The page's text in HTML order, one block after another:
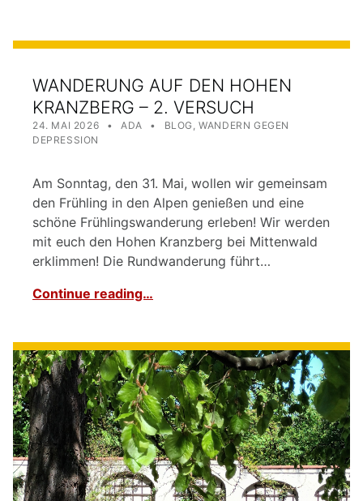
WANDERUNG AUF DEN HOHEN
KRANZBERG – 2. VERSUCH
24. MAI 2026
WRITTEN BY:
ADA CATEGORIZED IN:
BLOG ,WANDERN GEGEN
DEPRESSION
Am Sonntag, den 31. Mai, wollen wir gemeinsam
den Frühling in den Alpen genießen und eine
schöne Frühlingswanderung erleben! Wir werden
mit euch den Hohen Kranzberg bei Mittenwald
erklimmen! Die Rundwanderung führt…
Continue reading…